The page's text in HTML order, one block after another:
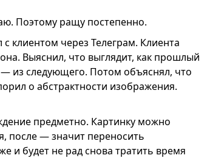
Поэтому ращу постепенно.
клиентом через Телеграм. Клиента
Выяснил, что выглядит, как прошлый
— из следующего. Потом объяснял, что
о абстрактности изображения.
предметно. Картинку можно
после — значит переносить
и будет не рад снова тратить время